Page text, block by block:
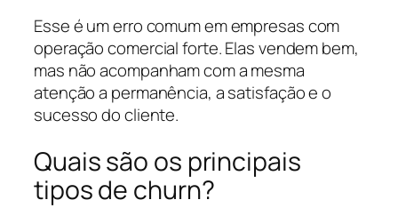
Esse é um erro comum em empresas com
operação comercial forte. Elas vendem bem,
mas não acompanham com a mesma
atenção a permanência, a satisfação e o
sucesso do cliente.
Quais são os principais
tipos de churn?